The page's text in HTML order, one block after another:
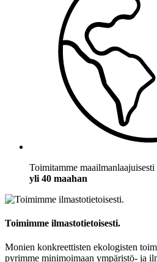
Toimitamme maailmanlaajuisesti
yli 40 maahan
Toimimme ilmastotietoisesti.
Monien konkreettisten ekologisten
pyrimme minimoimaan ympäristö- ja